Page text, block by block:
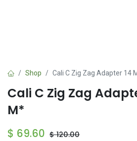
Shop Cali C Zig Zag Adapter 14
Cali C Zig Zag
M*
$ 69.60 $120.00